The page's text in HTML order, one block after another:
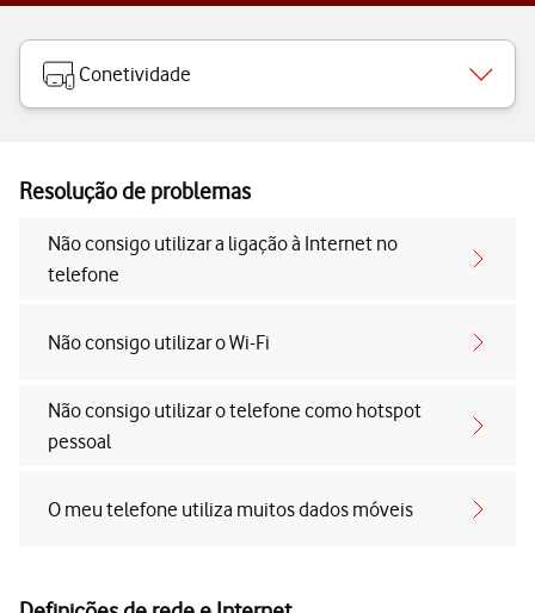
Conetividade
Resolução de problemas
Não consigo utilizar a ligação à Internet no
telefone
Não consigo utilizar o Wi-Fi
Não consigo utilizar o telefone como hotspot
pessoal
O meu telefone utiliza muitos dados móveis